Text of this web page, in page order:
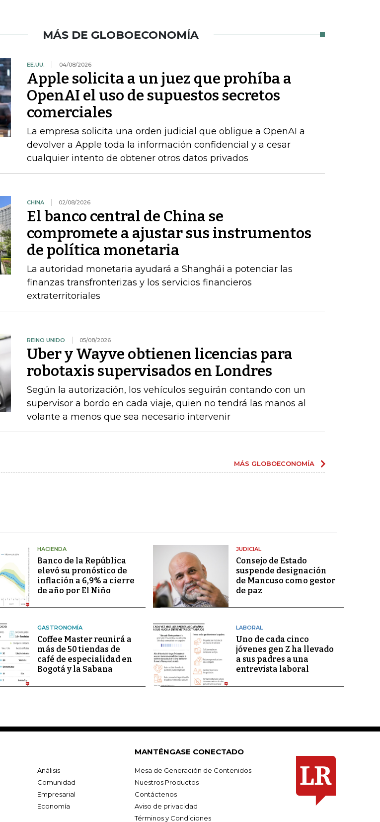
MÁS DE GLOBOECONOMÍA
EE.UU. 04/08/2026
Apple solicita a un juez que prohíba a
OpenAI el uso de supuestos secretos
comerciales
La empresa solicita una orden judicial que obligue a OpenAI a
devolver a Apple toda la información confidencial y a cesar
cualquier intento de obtener otros datos privados
CHINA 02/08/2026
El banco central de China se
compromete a ajustar sus instrumentos
de política monetaria
La autoridad monetaria ayudará a Shanghái a potenciar las
finanzas transfronterizas y los servicios financieros
extraterritoriales
REINO UNIDO 05/08/2026
Uber y Wayve obtienen licencias para
robotaxis supervisados ​​en Londres
Según la autorización, los vehículos seguirán contando con un
supervisor a bordo en cada viaje, quien no tendrá las manos al
volante a menos que sea necesario intervenir
MÁS GLOBOECONOMÍA
HACIENDA
Banco de la República
elevó su pronóstico de
inflación a 6,9% a cierre
de año por El Niño
JUDICIAL
Consejo de Estado
suspende designación
de Mancuso como gestor
de paz
GASTRONOMÍA
Coffee Master reunirá a
más de 50 tiendas de
café de especialidad en
Bogotá y la Sabana
LABORAL
Uno de cada cinco
jóvenes gen Z ha llevado
a sus padres a una
entrevista laboral
Análisis
Comunidad
Empresarial
Economía
MANTÉNGASE CONECTADO
Mesa de Generación de Contenidos
Nuestros Productos
Contáctenos
Aviso de privacidad
Términos y Condiciones